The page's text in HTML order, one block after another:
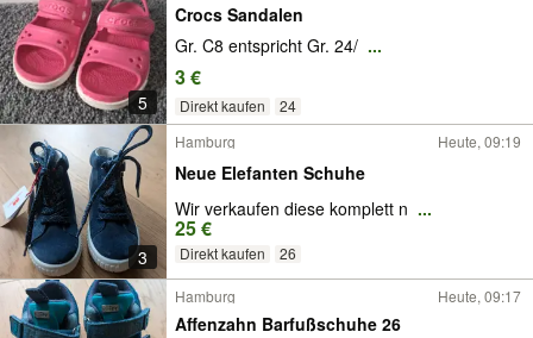
5
Crocs Sandalen
Gr. C8 entspricht Gr. 24/ ...
3 €
Direkt kaufen 24
3
Hamburg Heute, 09:19
Neue Elefanten Schuhe
Wir verkaufen diese komplett n ...
25 €
Direkt kaufen 26
Hamburg Heute, 09:17
Affenzahn Barfußschuhe 26